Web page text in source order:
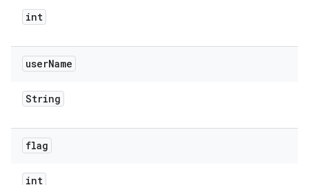
int
userName
String
flag
int